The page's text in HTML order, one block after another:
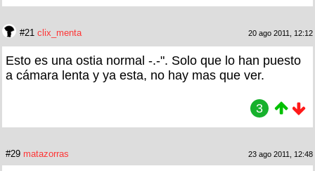
#21 clix_menta 20 ago 2011, 12:12
Esto es una ostia normal -.-". Solo que lo han puesto
a cámara lenta y ya esta, no hay mas que ver.
3
#29 matazorras 23 ago 2011, 12:48